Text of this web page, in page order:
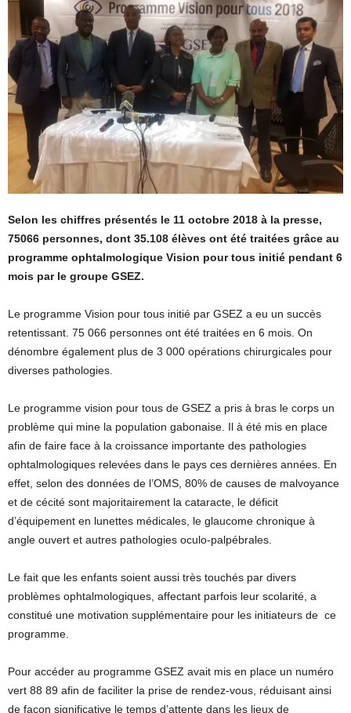
Selon les chiffres présentés le 11 octobre 2018 à la presse,
75066 personnes, dont 35.108 élèves ont été traitées grâce au
programme ophtalmologique Vision pour tous initié pendant 6
mois par le groupe GSEZ.
Le programme Vision pour tous initié par GSEZ a eu un succès
retentissant. 75 066 personnes ont été traitées en 6 mois. On
dénombre également plus de 3 000 opérations chirurgicales pour
diverses pathologies.
Le programme vision pour tous de GSEZ a pris à bras le corps un
problème qui mine la population gabonaise. Il à été mis en place
afin de faire face à la croissance importante des pathologies
ophtalmologiques relevées dans le pays ces dernières années. En
effet, selon des données de l’OMS, 80% de causes de malvoyance
et de cécité sont majoritairement la cataracte, le déficit
d’équipement en lunettes médicales, le glaucome chronique à
angle ouvert et autres pathologies oculo-palpébrales.
Le fait que les enfants soient aussi très touchés par divers
problèmes ophtalmologiques, affectant parfois leur scolarité, a
constitué une motivation supplémentaire pour les initiateurs de ce
programme.
Pour accéder au programme GSEZ avait mis en place un numéro
vert 88 89 afin de faciliter la prise de rendez-vous, réduisant ainsi
de façon significative le temps d’attente dans les lieux de